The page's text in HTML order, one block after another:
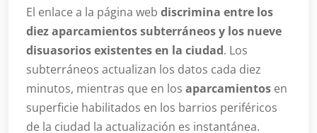
El enlace a la página web discrimina entre los
diez aparcamientos subterráneos y los nueve
disuasorios existentes en la ciudad. Los
subterráneos actualizan los datos cada diez
minutos, mientras que en los aparcamientos en
superficie habilitados en los barrios periféricos
de la ciudad la actualización es instantánea.